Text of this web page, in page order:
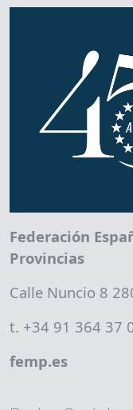
Federación
Provincias
Calle Nuncio 8
t. +34 91 364 37
femp.es